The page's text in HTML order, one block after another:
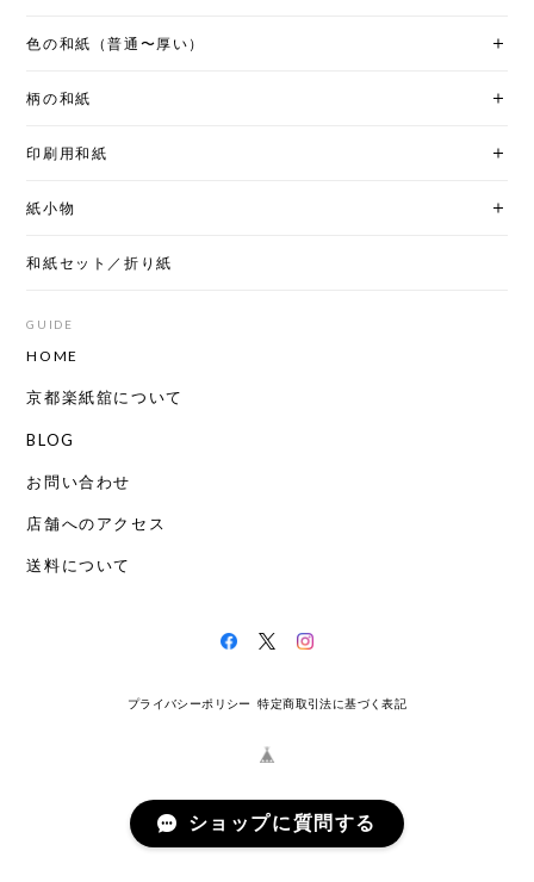
色の和紙（普通〜厚い）
柄の和紙
印刷用和紙
紙小物
和紙セット／折り紙
GUIDE
HOME
京都楽紙舘について
BLOG
お問い合わせ
店舗へのアクセス
送料について
プライバシーポリシー 特定商取引法に基づく表記
ショップに質問する